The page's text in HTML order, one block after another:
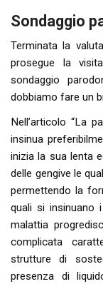
Sondaggio
Terminata la
prosegue la
sondaggio
dobbiamo fare un
Nell’articolo “La
insinua
inizia la sua lenta
delle gengive le
permettendo la
quali si insinuano
malattia
complicata
strutture di
presenza di